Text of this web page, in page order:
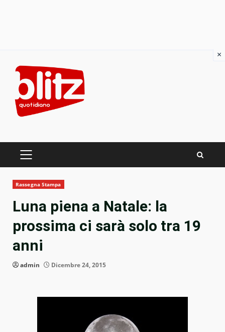
content
PRIMARY
Rassegna Stampa
Luna piena a Natale: la
prossima ci sarà solo tra 19
anni
admin Dicembre 24, 2015
×